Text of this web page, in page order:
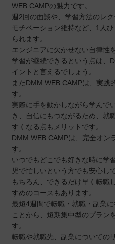
WEB CAMPの魅力です。
週2回の面談や、学習方法のレ
モチベーション維持など、1人
られます。
エンジニアに欠かせない自律性
学習が継続できるという点は、
イントと言えるでしょう。
またDMM WEB CAMPは、実践
す。
実際に手を動かしながら学んで
き、自信にもつながるため、就
すくなる点もメリットです。
DMM WEB CAMPは、完全オン
す。
いつでもどこでも好きな時に学
児で忙しいという方でも安心し
もちろん、できるだけ早く転職
すめのコースもあります。
最短4週間で転職・就職・副業
ことから、短期集中型のプラン
す。
転職や就職先、副業についての